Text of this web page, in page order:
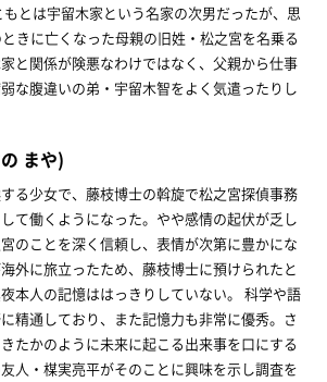
とは宇留木家という名家の次男だったが、思
きに亡くなった母親の旧姓・松之宮を名乗る
と関係が険悪なわけではなく、父親から仕事
な腹違いの弟・宇留木智をよく気遣ったりし
まや)
る少女で、藤枝博士の斡旋で松之宮探偵事務
て働くようになった。やや感情の起伏が乏し
のことを深く信頼し、表情が次第に豊かにな
外に旅立ったため、藤枝博士に預けられたと
本人の記憶ははっきりしていない。 科学や語
精通しており、また記憶力も非常に優秀。さ
たかのように未来に起こる出来事を口にする
人・楳実亮平がそのことに興味を示し調査を